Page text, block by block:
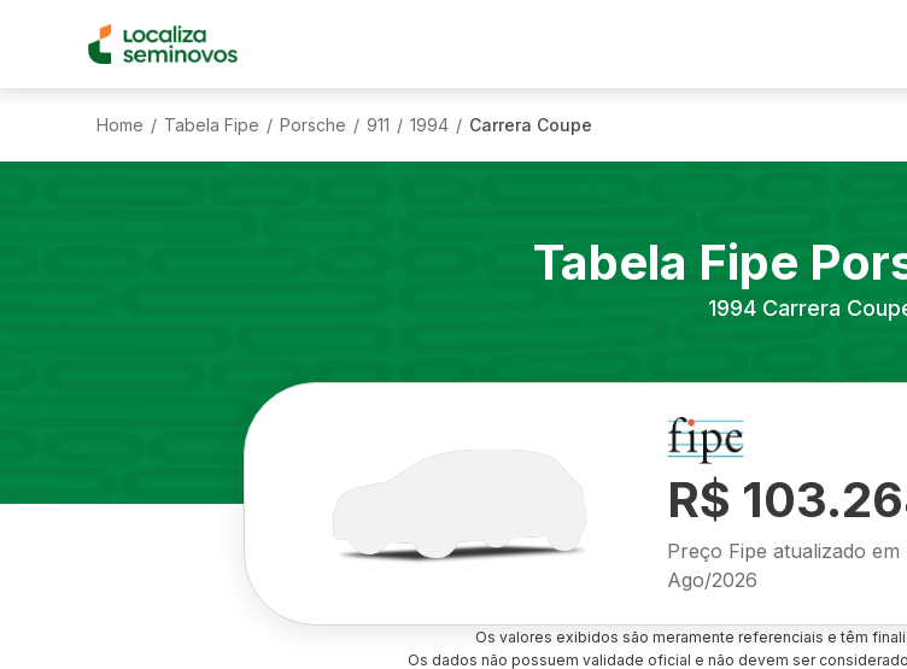
Home / Tabela Fipe / Porsche / 911 / 1994 / Carrera Coupe
Tabela Fipe
1994 Carrera
R$
Preço Fipe atualizado em
Ago/2026
Os valores exibidos são meramente referenciais e têm
Os dados não possuem validade oficial e não devem ser